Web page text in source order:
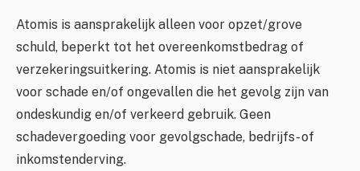
Atomis is aansprakelijk alleen voor opzet/grove
schuld, beperkt tot het overeenkomstbedrag of
verzekeringsuitkering. Atomis is niet aansprakelijk
voor schade en/of ongevallen die het gevolg zijn van
ondeskundig en/of verkeerd gebruik. Geen
schadevergoeding voor gevolgschade, bedrijfs- of
inkomstenderving.